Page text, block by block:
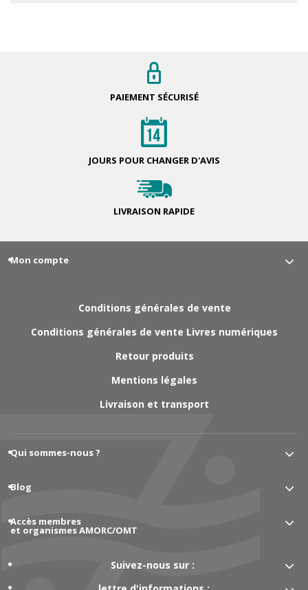
PAIEMENT SÉCURISÉ
JOURS POUR CHANGER D'AVIS
LIVRAISON RAPIDE
Mon compte
Conditions générales de vente
Conditions générales de vente Livres numériques
Retour produits
Mentions légales
Livraison et transport
Qui sommes-nous ?
Blog
Accès membres
et organismes AMORC/OMT
Suivez-nous sur :